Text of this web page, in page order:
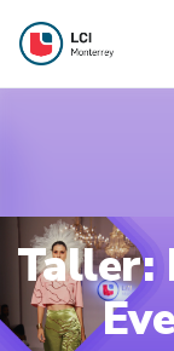
Taller: